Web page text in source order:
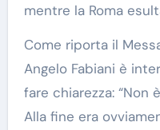
mentre la Roma
Come riporta il
Angelo Fabiani è
fare chiarezza: “Non
Alla fine era